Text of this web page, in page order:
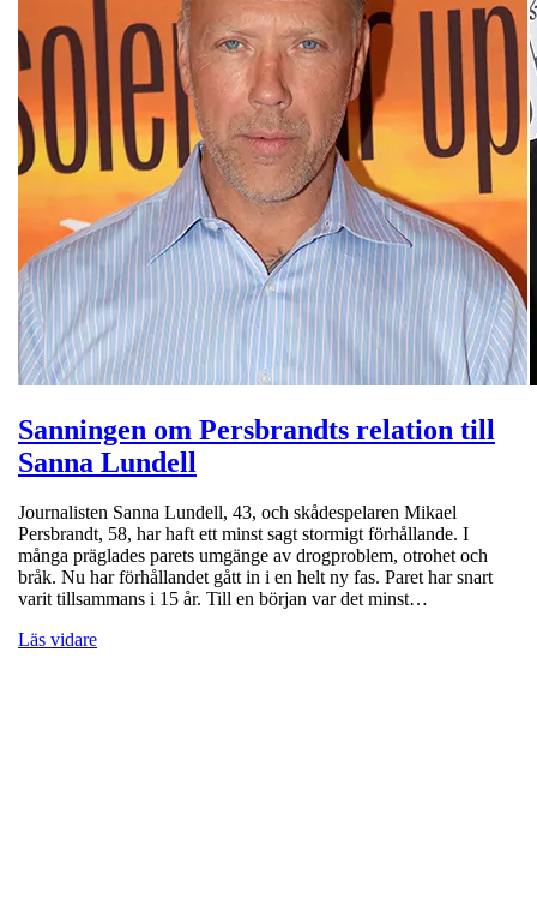
Sanningen om Persbrandts relation till
Sanna Lundell
Journalisten Sanna Lundell, 43, och skådespelaren Mikael
Persbrandt, 58, har haft ett minst sagt stormigt förhållande. I
många präglades parets umgänge av drogproblem, otrohet och
bråk. Nu har förhållandet gått in i en helt ny fas. Paret har snart
varit tillsammans i 15 år. Till en början var det minst…
Läs vidare